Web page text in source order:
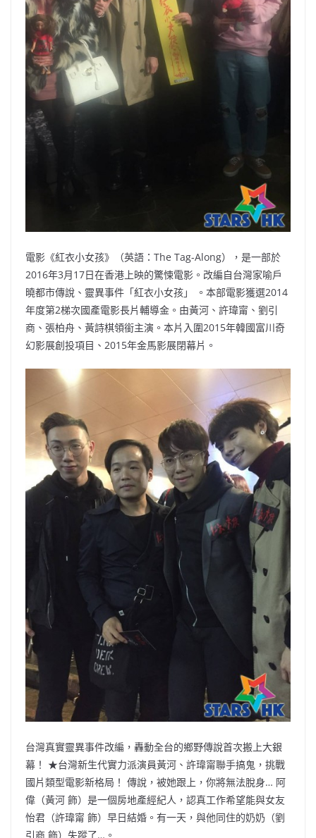
電影《紅衣小女孩》（英語：The Tag-Along），是一部於
2016年3月17日在香港上映的驚悚電影。改編自台灣家喻戶
曉都市傳說、靈異事件「紅衣小女孩」 。本部電影獲選2014
年度第2梯次國產電影長片輔導金。由黃河、許瑋甯、劉引
商、張柏舟、黃詩棋領銜主演。本片入圍2015年韓國富川奇
幻影展創投項目、2015年金馬影展閉幕片。
台灣真實靈異事件改編，轟動全台的鄉野傳說首次搬上大銀
幕！ ★台灣新生代實力派演員黃河、許瑋甯聯手搞鬼，挑戰
國片類型電影新格局！ 傳說，被她跟上，你將無法脫身… 阿
偉（黃河 飾）是一個房地產經紀人，認真工作希望能與女友
怡君（許瑋甯 飾）早日結婚。有一天，與他同住的奶奶（劉
引商 飾）失蹤了…。